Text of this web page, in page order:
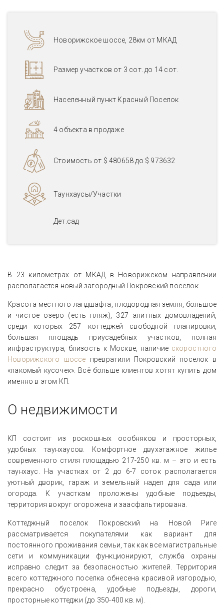
Новорижское шоссе, 28км от МКАД
Размер участков от 3 сот. до 14 сот.
Населенный пункт Красный Поселок
4 объекта в продаже
Стоимость от $ 480658до $ 973632
Таунхаусы/Участки
Дет.сад
В 23 километрах от МКАД в Новорижском направлении
располагается новый загородный Покровский поселок.
Красота местного ландшафта, плодородная земля, большое
и чистое озеро (есть пляж), 327 элитных домовладений,
среди которых 257 коттеджей свободной планировки,
большая площадь приусадебных участков, полная
инфраструктура, близость к Москве, наличие скоростного
Новорижского шоссе превратили Покровский поселок в
«лакомый кусочек». Всё больше клиентов хотят купить дом
именно в этом КП.
О недвижимости
КП состоит из роскошных особняков и просторных,
удобных таунхаусов. Комфортное двухэтажное жилье
современного стиля площадью 217-250 кв. м – это и есть
таунхаус. На участках от 2 до 6-7 соток располагается
уютный дворик, гараж и земельный надел для сада или
огорода. К участкам проложены удобные подъезды,
территория вокруг огорожена и заасфальтирована.
Коттеджный поселок Покровский на Новой Риге
рассматривается покупателями как вариант для
постоянного проживания семьи, так как все магистральные
сети и коммуникации функционируют, служба охраны
исправно следит за безопасностью жителей. Территория
всего коттеджного поселка обнесена красивой изгородью,
прекрасно обустроена, удобные подъезды, дороги,
просторные коттеджи (до 350-400 кв. м).